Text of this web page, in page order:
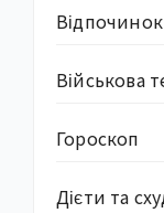
Відпочинок
Військова
Гороскоп
Дієти та